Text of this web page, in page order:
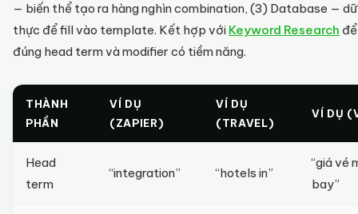
— biến thể tạo ra hàng nghìn combination, (3) Database —
thực để fill vào template. Kết hợp với Keyword Research
đúng head term và modifier có tiềm năng.
THÀNH
PHẦN
VÍ DỤ
(ZAPIER)
VÍ DỤ
(TRAVEL)
VÍ DỤ
Head
term
“integration” “hotels in”
“giá vé
bay”